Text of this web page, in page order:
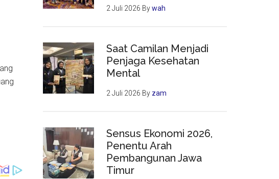
2 Juli 2026 Bywah
Saat Camilan Menjadi
Penjaga Kesehatan
Mental
2 Juli 2026 By zam
Sensus Ekonomi 2026,
Penentu Arah
Pembangunan Jawa
Timur